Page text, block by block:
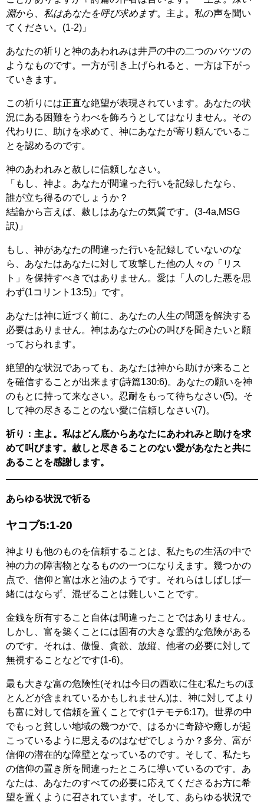
淵から、私はあなたを呼び求めます。主よ。私の声を聞い
てください。(1-2)」
あなたの祈りと神のあわれみは井戸の中の二つのバケツの
ようなものです。一方が引き上げられると、一方は下がっ
ていきます。
この祈りには正直な絶望が表現されています。あなたの状
況にある困難をうわべを飾ろうとしてはなりません。その
代わりに、助けを求めて、神にあなたが寄り頼んでいるこ
とを認めるのです。
神のあわれみと赦しに信頼しなさい。
「もし、神よ。あなたが間違った行いを記録したなら、
誰が立ち得るのでしょうか？
結論から言えば、赦しはあなたの気質です。(3-4a,MSG
訳)」
もし、神があなたの間違った行いを記録していないのな
ら、あなたはあなたに対して攻撃した他の人々の「リス
ト」を保持すべきではありません。愛は「人のした悪を思
わず(1コリント13:5)」です。
あなたは神に近づく前に、あなたの人生の問題を解決する
必要はありません。神はあなたの心の叫びを聞きたいと願
っておられます。
絶望的な状況であっても、あなたは神から助けが来ること
を確信することが出来ます(詩篇130:6)。あなたの願いを神
のもとに持って来なさい。忍耐をもって待ちなさい(5)。そ
して神の尽きることのない愛に信頼しなさい(7)。
祈り：主よ。私はどん底からあなたにあわれみと助けを求
めて叫びます。赦しと尽きることのない愛があなたと共に
あることを感謝します。
あらゆる状況で祈る
ヤコブ5:1-20
神よりも他のものを信頼することは、私たちの生活の中で
神の力の障害物となるものの一つになりえます。幾つかの
点で、信仰と富は水と油のようです。それらはしばしば一
緒にはならず、混ぜることは難しいことです。
金銭を所有すること自体は間違ったことではありません。
しかし、富を築くことには固有の大きな霊的な危険がある
のです。それは、傲慢、貪欲、放縦、他者の必要に対して
無視することなどです(1-6)。
最も大きな富の危険性(それは今日の西欧に住む私たちのほ
とんどが含まれているかもしれません)は、神に対してより
も富に対して信頼を置くことです(1テモテ6:17)。世界の中
でもっと貧しい地域の幾つかで、はるかに奇跡や癒しが起
こっているように思えるのはなぜでしょうか？多分、富が
信仰の潜在的な障壁となっているのです。そして、私たち
の信仰の置き所を間違ったところに導いているのです。あ
なたは、あなたのすべての必要に応えてくださるお方に希
望を置くように召されています。そして、あらゆる状況で